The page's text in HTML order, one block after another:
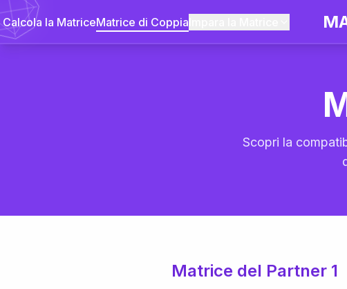
Calcola la MatriceMatrice di Coppia
Scopri la
Matrice del Partner 1